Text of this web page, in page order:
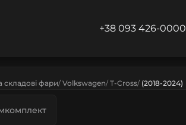
+38 093 426-0000
складові фари Volkswagen T-Cross (2018-2024)